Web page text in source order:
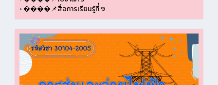
•����📌สื่อการเรียนรู้ที่่ 9